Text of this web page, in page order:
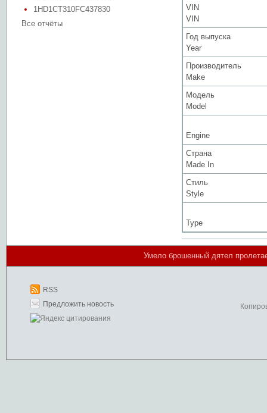
1HD1CT310FC437830
Все отчёты
VIN
VIN
Год выпуска
Year
Производитель
Make
Модель
Model
Engine
Страна
Made In
Стиль
Style
Type
Умело брошенный дятел
RSS
Предложить новость